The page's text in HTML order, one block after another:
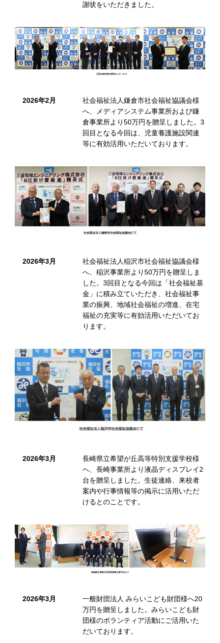
謝状をいただきました。
2026年2月
社会福祉法人鎌倉市社会福祉協議会様
へ、メディアシステム事業所および鎌
倉事業所より50万円を贈呈しました。3
回目となる今回は、児童養護施設関連
等に有効活用いただいております。
2026年3月
社会福祉法人稲沢市社会福祉協議会様
へ、稲沢事業所より50万円を贈呈しま
した。3回目となる今回は「社会福祉基
金」に積み立ていただき、社会福祉事
業の振興、地域社会福祉の増進、在宅
福祉の充実等に有効活用いただいてお
ります。
2026年3月
長崎県立希望が丘高等特別支援学校様
へ、長崎事業所より液晶ディスプレイ2
台を贈呈しました。生徒連絡、来校者
案内や行事情報等の掲示に活用いただ
けるとのことです。
2026年3月
一般財団法人 みらいこども財団様へ20
万円を贈呈しました。みらいこども財
団様のボランティア活動にご活用いた
だいております。